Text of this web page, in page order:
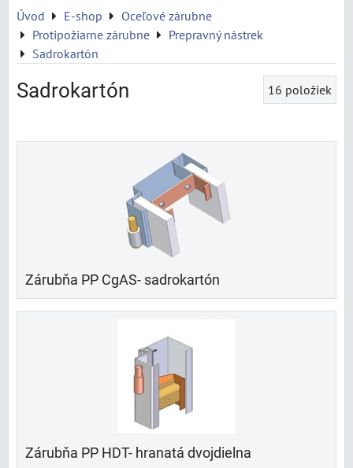
Úvod E-shop
Oceľové zárubne
Protipožiarne zárubne
Prepravný nástrek
Sadrokartón
Sadrokartón 16 položiek
Zárubňa PP CgAS- sadrokartón
Zárubňa PP HDT- hranatá dvojdielna